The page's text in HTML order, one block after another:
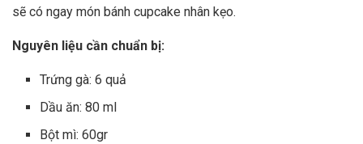
sẽ có ngay món bánh cupcake nhân kẹo.
Nguyên liệu cần chuẩn bị:
Trứng gà: 6 quả
Dầu ăn: 80 ml
Bột mì: 60gr